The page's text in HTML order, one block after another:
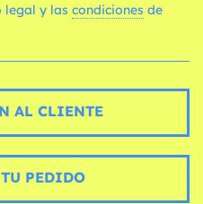
legal y las condiciones
AL CLIENTE
PEDIDO